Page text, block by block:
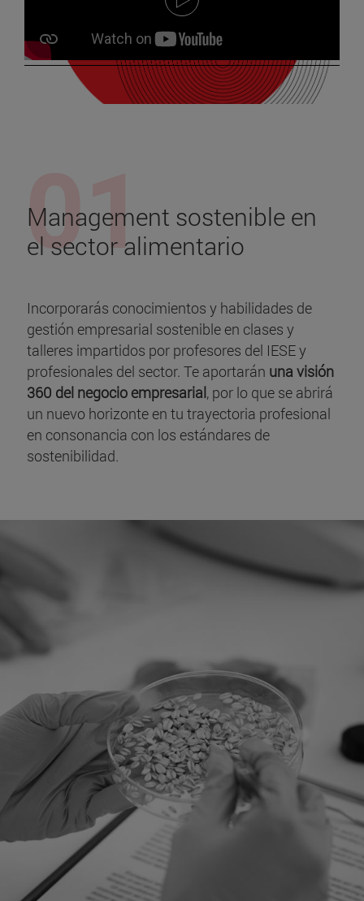
Management sostenible en
el sector alimentario
Incorporarás conocimientos y habilidades de
gestión empresarial sostenible en clases y
talleres impartidos por profesores del IESE y
profesionales del sector. Te aportarán una visión
360 del negocio empresarial, por lo que se abrirá
un nuevo horizonte en tu trayectoria profesional
en consonancia con los estándares de
sostenibilidad.